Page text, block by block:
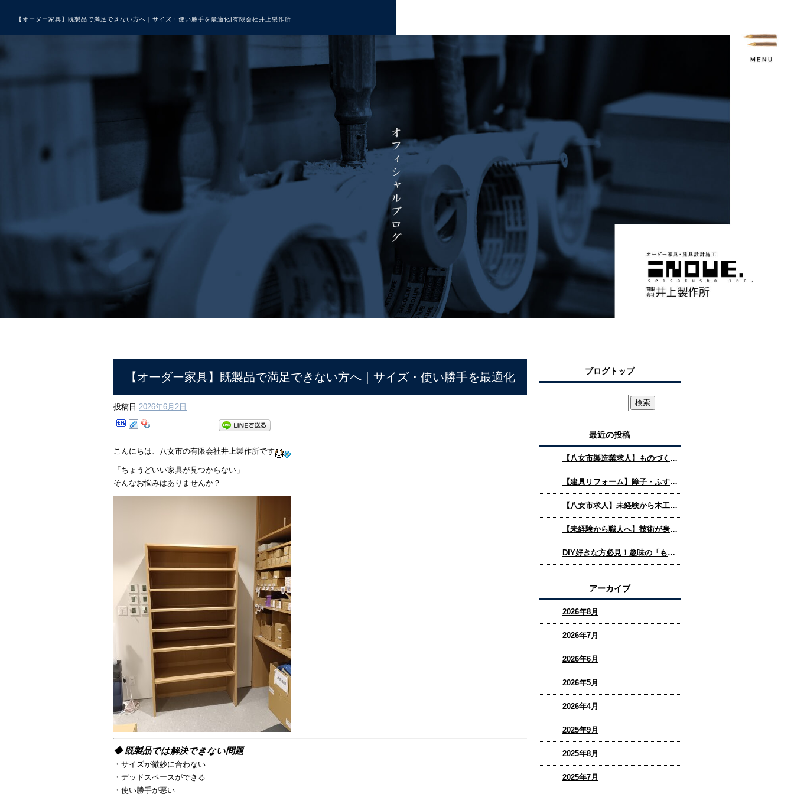
【オーダー家具】既製品で満足できない方へ｜サイズ・使い勝手を最適化|有限会社井上製作所
【オーダー家具】既製品で満足できない方へ｜サイズ・使い勝手を最適化
投稿日 2026年6月2日
こんにちは、八女市の有限会社井上製作所です
「ちょうどいい家具が見つからない」
そんなお悩みはありませんか？
◆ 既製品では解決できない問題
・サイズが微妙に合わない
・デッドスペースができる
・使い勝手が悪い
ブログトップ
最近の投稿
【八女市製造業求人】ものづくりが好きな方へ。未経験から技術を身につけられる仕事があります
【建具リフォーム】障子・ふすまの交換で空間はどう変わるか｜有限会社井上製作所
【八女市求人】未経験から木工職人へ。手に職をつけ、未来に残るものづくりを始めませんか？
【未経験から職人へ】技術が身につく環境と成長の流れ｜有限会社井上製作所
DIY好きな方必見！趣味の「ものづくり」を仕事にできる家具職人という選択肢
アーカイブ
2026年8月
2026年7月
2026年6月
2026年5月
2026年4月
2025年9月
2025年8月
2025年7月